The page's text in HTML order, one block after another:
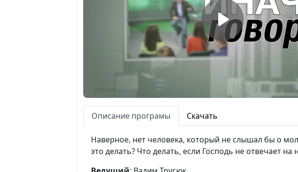
Описание програмы Скачать
Наверное, нет человека, который не слышал бы о
это делать? Что делать, если Господь не отвечает